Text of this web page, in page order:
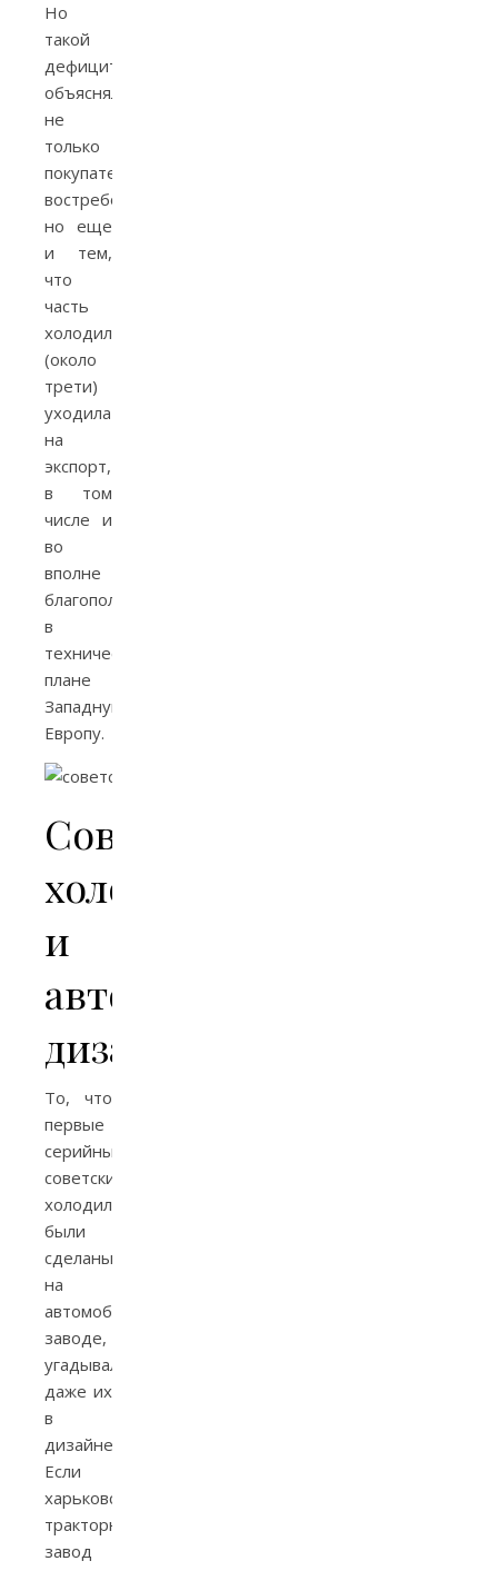
Но
такой
дефицит
объяснялся
не
только
покупательской
востребованностью,
но еще
и тем,
что
часть
холодильников
(около
трети)
уходила
на
экспорт,
в том
числе и
во
вполне
благополучную
в
техническом
плане
Западную
Европу.
Советские
холодильники
и
автомобильный
дизайн
То, что
первые
серийные
советские
холодильники
были
сделаны
на
автомобильном
заводе,
угадывалось
даже их
в
дизайне.
Если
харьковский
тракторный
завод